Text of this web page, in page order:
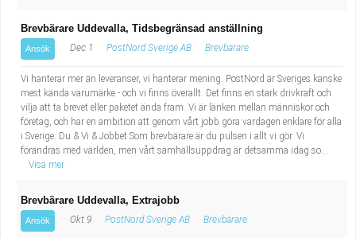
Brevbärare Uddevalla, Tidsbegränsad anställning
Ansök Dec 1 PostNord Sverige AB Brevbärare
Vi hanterar mer än leveranser, vi hanterar mening. PostNord är Sveriges kanske
mest kända varumärke - och vi finns överallt. Det finns en stark drivkraft och
vilja att ta brevet eller paketet ända fram. Vi är länken mellan människor och
företag, och har en ambition att genom vårt jobb göra vardagen enklare för alla
i Sverige. Du & Vi & Jobbet Som brevbärare är du pulsen i allt vi gör. Vi
förändras med världen, men vårt samhällsuppdrag är detsamma idag so...
Visa mer
Brevbärare Uddevalla, Extrajobb
Ansök Okt 9 PostNord Sverige AB Brevbärare